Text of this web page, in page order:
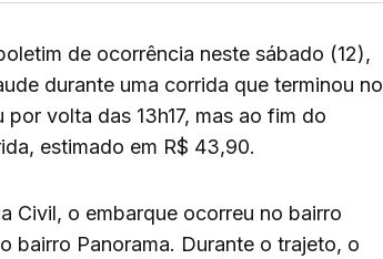
de ocorrência neste sábado (12),
durante uma corrida que terminou no
volta das 13h17, mas ao fim do
estimado em R$ 43,90.
Civil, o embarque ocorreu no bairro
bairro Panorama. Durante o trajeto, o